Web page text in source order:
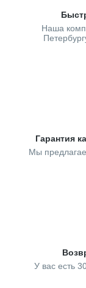
Наша
Гарантия
Мы
У вас есть